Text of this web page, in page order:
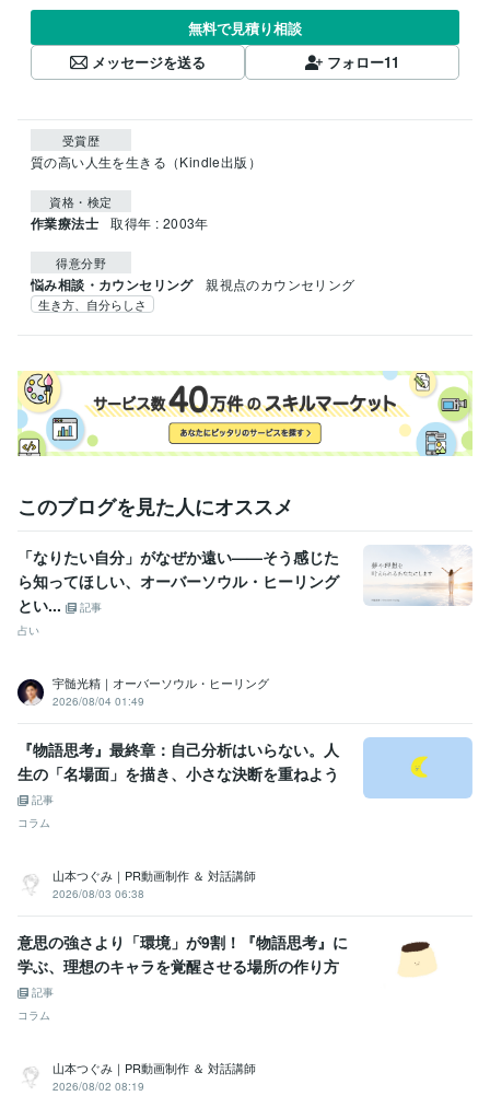
無料で見積り相談
メッセージを送る
フォロー11
受賞歴
質の高い人生を生きる（Kindle出版）
資格・検定
作業療法士 取得年 : 2003年
得意分野
悩み相談・カウンセリング 親視点のカウンセリング
生き方、自分らしさ
このブログを見た人にオススメ
「なりたい自分」がなぜか遠い——そう感じた
ら知ってほしい、オーバーソウル・ヒーリング
とい...
記事
占い
宇髄光精｜オーバーソウル・ヒーリング
2026/08/04 01:49
『物語思考』最終章：自己分析はいらない。人
生の「名場面」を描き、小さな決断を重ねよう
記事
コラム
山本つぐみ｜PR動画制作 ＆ 対話講師
2026/08/03 06:38
意思の強さより「環境」が9割！『物語思考』に
学ぶ、理想のキャラを覚醒させる場所の作り方
記事
コラム
山本つぐみ｜PR動画制作 ＆ 対話講師
2026/08/02 08:19